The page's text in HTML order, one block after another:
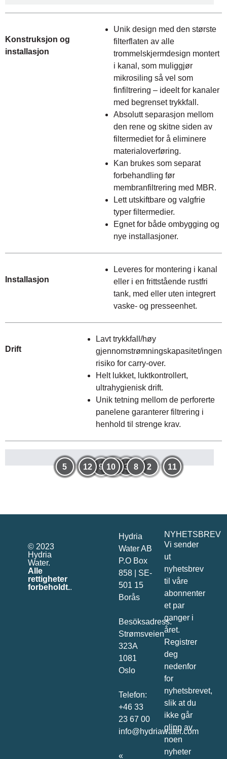
Konstruksjon og
installasjon
Unik design med den største
filterflaten av alle
trommelskjermdesign montert
i kanal, som muliggjør
mikrosiling så vel som
finfiltrering – ideelt for kanaler
med begrenset trykkfall.
Absolutt separasjon mellom
den rene og skitne siden av
filtermediet for å eliminere
materialoverføring.
Kan brukes som separat
forbehandling før
membranfiltrering med MBR.
Lett utskiftbare og valgfrie
typer filtermedier.
Egnet for både ombygging og
nye installasjoner.
Installasjon
Leveres for montering i kanal
eller i en frittstående rustfri
tank, med eller uten integrert
vaske- og presseenhet.
Drift
Lavt trykkfall/høy
gjennomstrømningskapasitet/ingen
risiko for carry-over.
Helt lukket, luktkontrollert,
ultrahygienisk drift.
Unik tetning mellom de perforerte
panelene garanterer filtrering i
henhold til strenge krav.
1 2
3
4
5 6 7
8
9 10 11
12
© 2023
Hydria
Water.
Alle
rettigheter
forbeholdt..
Hydria
Water AB
P.O Box
858 | SE-
501 15
Borås
Besöksadress:
Strømsveien
323A
1081
Oslo
Telefon:
+46 33
23 67 00
info@hydriawater.com
«
NYHETSBREV
Vi sender
ut
nyhetsbrev
til våre
abonnenter
et par
ganger i
året.
Registrer
deg
nedenfor
for
nyhetsbrevet,
slik at du
ikke går
glipp av
noen
nyheter